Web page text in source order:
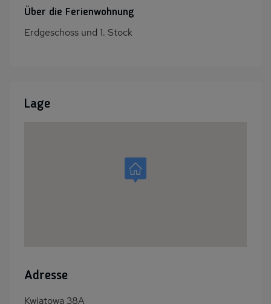
Grill
Herd (2 Platten)
Über die Ferienwohnung
Erdgeschoss und 1. Stock
Lage
Adresse
Kwiatowa 38A